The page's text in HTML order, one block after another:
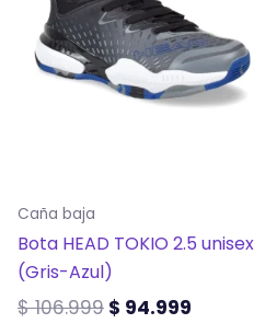
Caña baja
Bota HEAD TOKIO 2.5 unisex
(Gris-Azul)
$106.999
$ 106.999.
$ 94.999
variantes.
Las
opciones
en
la
página
de
producto